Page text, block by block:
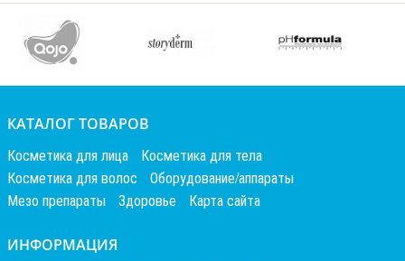
КАТАЛОГ ТОВАРОВ
Косметика для лица
Косметика для тела
Косметика для волос
Оборудование/аппараты
Мезо препараты
Здоровье Карта сайта
ИНФОРМАЦИЯ